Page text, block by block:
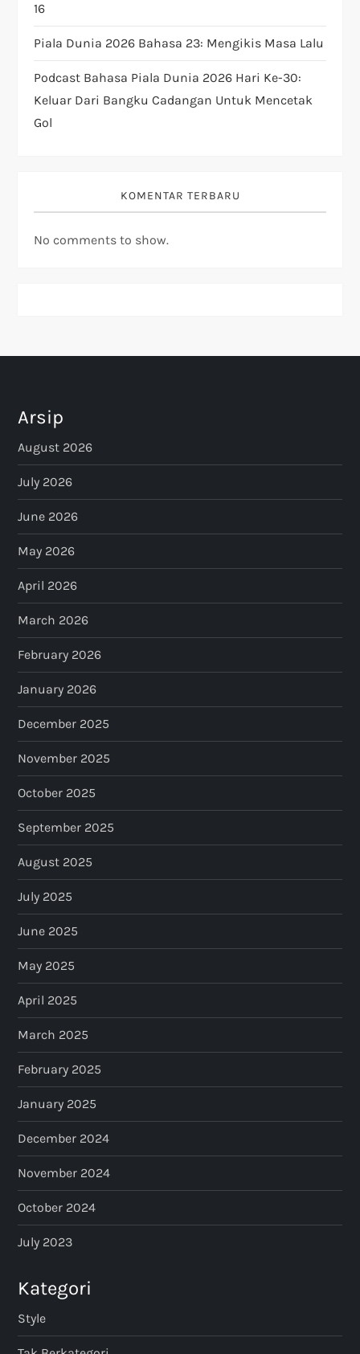
o
n
16
Piala Dunia 2026 Bahasa 23: Mengikis Masa Lalu
Podcast Bahasa Piala Dunia 2026 Hari Ke-30:
Keluar Dari Bangku Cadangan Untuk Mencetak
Gol
KOMENTAR TERBARU
No comments to show.
Arsip
August 2026
July 2026
June 2026
May 2026
April 2026
March 2026
February 2026
January 2026
December 2025
November 2025
October 2025
September 2025
August 2025
July 2025
June 2025
May 2025
April 2025
March 2025
February 2025
January 2025
December 2024
November 2024
October 2024
July 2023
Kategori
Style